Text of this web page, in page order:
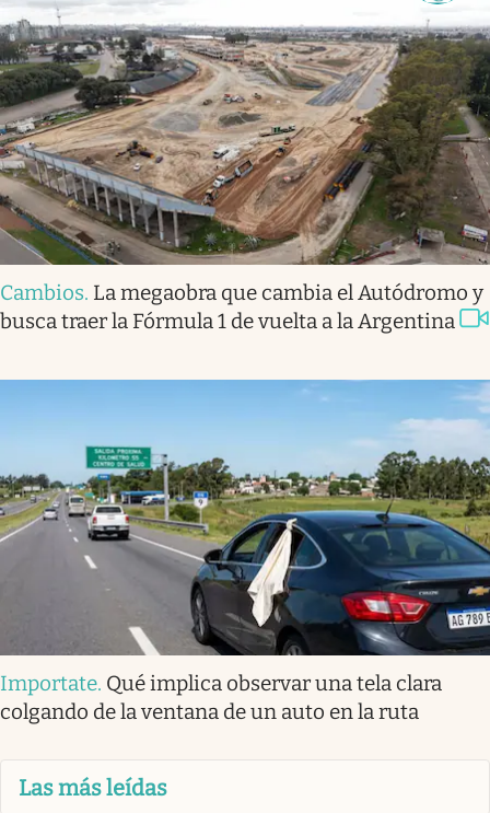
Cambios. La megaobra que cambia el Autódromo y
busca traer la Fórmula 1 de vuelta a la Argentina
Importate. Qué implica observar una tela clara
colgando de la ventana de un auto en la ruta
Las más leídas